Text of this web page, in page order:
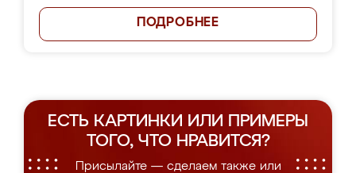
ПОДРОБНЕЕ
ЕСТЬ КАРТИНКИ ИЛИ ПРИМЕРЫ
ТОГО, ЧТО НРАВИТСЯ?
Присылайте — сделаем также или